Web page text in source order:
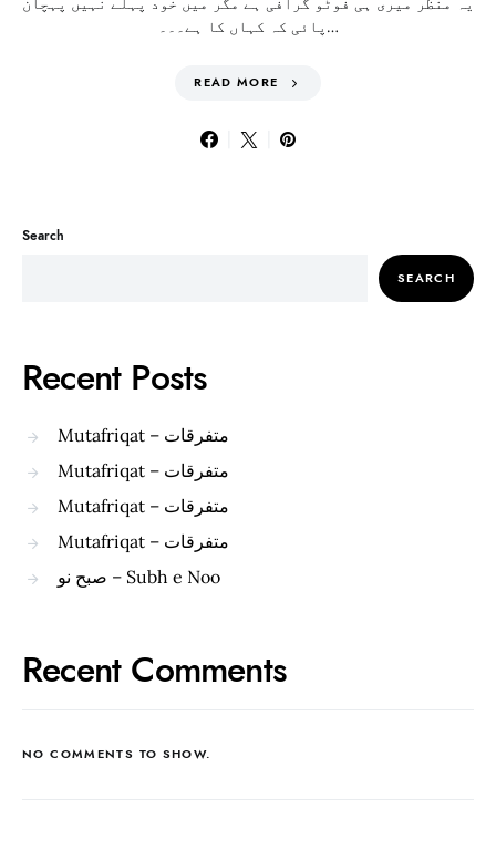
پائی کہ کہاں کا ہے۔۔۔…
READ MORE
Search
SEARCH
Recent Posts
Mutafriqat – متفرقات
Mutafriqat – متفرقات
Mutafriqat – متفرقات
Mutafriqat – متفرقات
صبح نو – Subh e Noo
Recent Comments
NO COMMENTS TO SHOW.